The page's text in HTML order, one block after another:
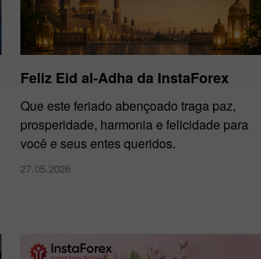
Feliz Eid al-Adha da InstaForex
Que este feriado abençoado traga paz,
prosperidade, harmonia e felicidade para
você e seus entes queridos.
27.05.2026